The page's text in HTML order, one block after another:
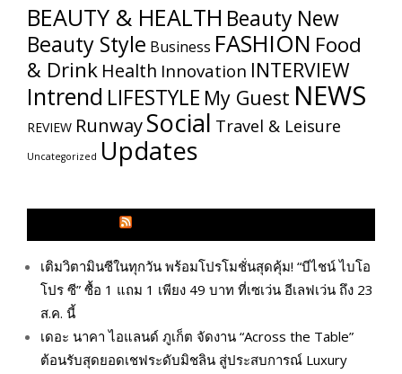
BEAUTY & HEALTH Beauty New
Beauty Style Business FASHION Food
& Drink Health Innovation INTERVIEW
Intrend LIFESTYLE My​ Guest NEWS
REVIEW RunwaySocial Travel & Leisure
Uncategorized Updates
เติมวิตามินซีในทุกวัน พร้อมโปรโมชั่นสุดคุ้ม! “บีไชน์ ไบโอ
โปร ซี” ซื้อ 1 แถม 1 เพียง 49 บาท ที่เซเว่น อีเลฟเว่น ถึง 23
ส.ค. นี้
เดอะ นาคา ไอแลนด์ ภูเก็ต จัดงาน “Across the Table”
ต้อนรับสุดยอดเชฟระดับมิชลิน สู่ประสบการณ์ Luxury